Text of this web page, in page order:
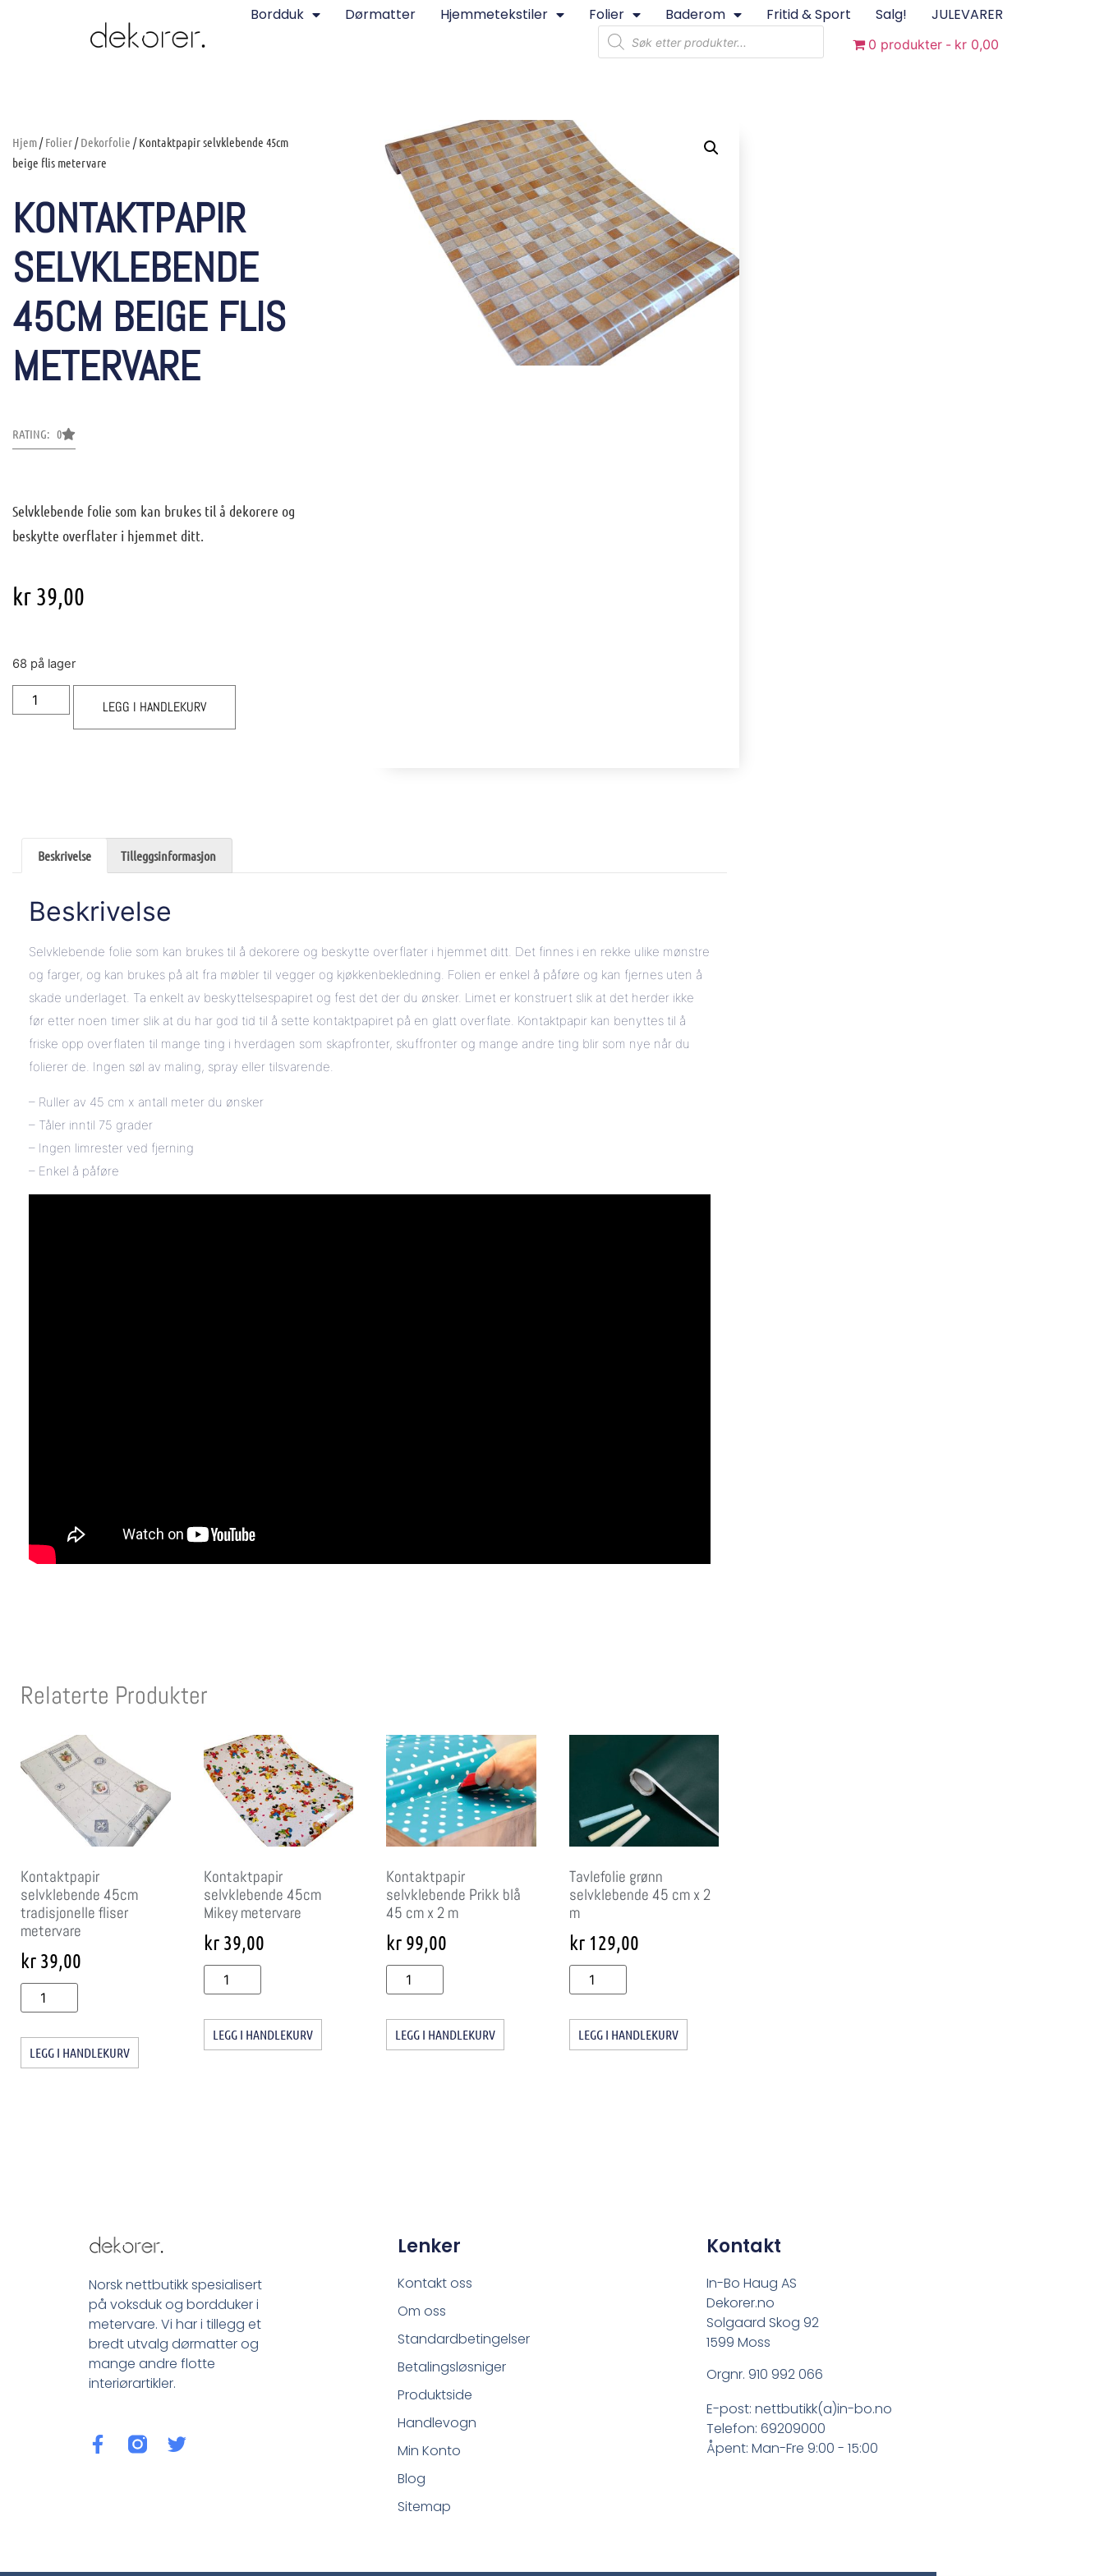
Bordduk Dørmatter Hjemmetekstiler Folier Baderom Fritid & Sport Salg! JULEVARER
0 produkter kr 0,00
Hjem/Folier/Dekorfolie / Kontaktpapir selvklebende 45cm
beige flis metervare
KONTAKTPAPIR
SELVKLEBENDE
45CM BEIGE FLIS
METERVARE
RATING: 0
Selvklebende folie som kan brukes til å dekorere og
beskytte overflater i hjemmet ditt.
kr39,00
68 på lager
LEGG I HANDLEKURV
Beskrivelse Tilleggsinformasjon
Beskrivelse
Selvklebende folie som kan brukes til å dekorere og beskytte overflater i hjemmet ditt. Det finnes i en rekke ulike mønstre
og farger, og kan brukes på alt fra møbler til vegger og kjøkkenbekledning. Folien er enkel å påføre og kan fjernes uten å
skade underlaget. Ta enkelt av beskyttelsespapiret og fest det der du ønsker. Limet er konstruert slik at det herder ikke
før etter noen timer slik at du har god tid til å sette kontaktpapiret på en glatt overflate. Kontaktpapir kan benyttes til å
friske opp overflaten til mange ting i hverdagen som skapfronter, skuffronter og mange andre ting blir som nye når du
folierer de. Ingen søl av maling, spray eller tilsvarende.
– Ruller av 45 cm x antall meter du ønsker
– Tåler inntil 75 grader
– Ingen limrester ved fjerning
– Enkel å påføre
Relaterte Produkter
Kontaktpapir
selvklebende 45cm
tradisjonelle fliser
metervare
kr 39,00
LEGG I HANDLEKURV
Kontaktpapir
selvklebende 45cm
Mikey metervare
kr39,00
LEGG I HANDLEKURV
Kontaktpapir
selvklebende Prikk blå
45 cm x 2 m
kr 99,00
LEGG I HANDLEKURV
Tavlefolie grønn
selvklebende 45 cm x 2
m
kr129,00
LEGG I HANDLEKURV
Norsk nettbutikk spesialisert
på voksduk og bordduker i
metervare. Vi har i tillegg et
bredt utvalg dørmatter og
mange andre flotte
interiørartikler.
Lenker
Kontakt oss
Om oss
Standardbetingelser
Betalingsløsniger
Produktside
Handlevogn
Min Konto
Blog
Sitemap
Kontakt
In-Bo Haug AS
Dekorer.no
Solgaard Skog 92
1599 Moss
Orgnr. 910 992 066
E-post: nettbutikk(a)in-bo.no
Telefon: 69209000
Åpent: Man-Fre 9:00 - 15:00